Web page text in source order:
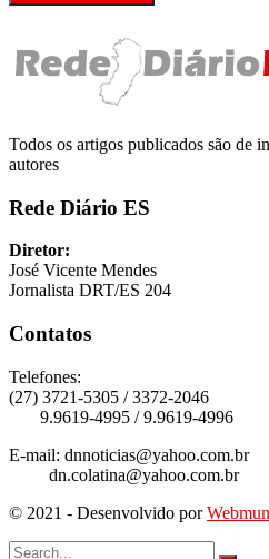
Todos os artigos publicados são de
autores
Rede Diário ES
Diretor:
José Vicente Mendes
Jornalista DRT/ES 204
Contatos
Telefones:
(27) 3721-5305 / 3372-2046
9.9619-4995 / 9.9619-4996
E-mail: dnnoticias@yahoo.com.br
dn.colatina@yahoo.com.br
© 2021 - Desenvolvido por